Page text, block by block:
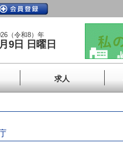
（令和8）年
9日 日曜日
求人